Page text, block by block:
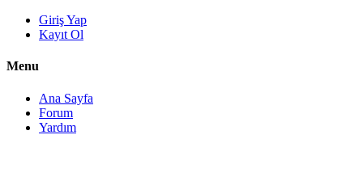
Giriş Yap
Kayıt Ol
Menu
Ana Sayfa
Forum
Yardım